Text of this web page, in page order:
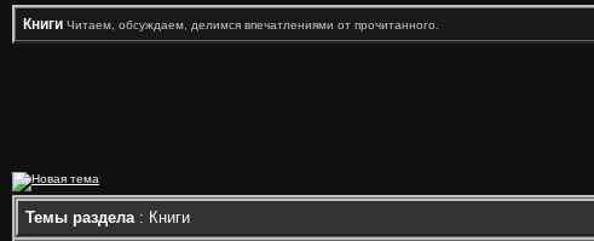
Книги Читаем, обсуждаем, делимся впечатлениями от прочитанного.
Темы раздела: Книги